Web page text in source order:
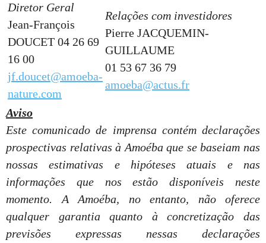
Diretor Geral
Jean-François
DOUCET 04 26 69
16 00
jf.doucet@amoeba-
nature.com
Relações com investidores
Pierre JACQUEMIN-
GUILLAUME
01 53 67 36 79
amoeba@actus.fr
Aviso
Este comunicado de imprensa contém declarações
prospectivas relativas à Amoéba que se baseiam nas
nossas estimativas e hipóteses atuais e nas
informações que nos estão disponíveis neste
momento. A Amoéba, no entanto, não oferece
qualquer garantia quanto à concretização das
previsões expressas nessas declarações